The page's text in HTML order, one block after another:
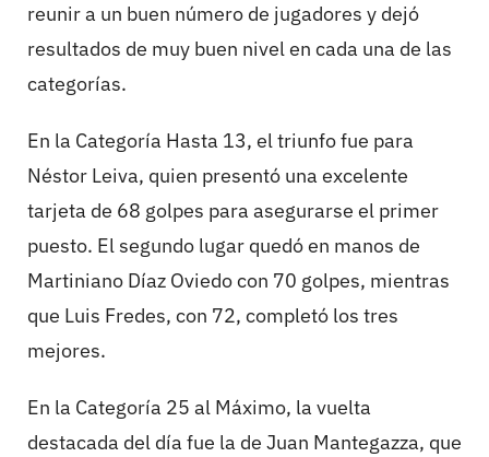
reunir a un buen número de jugadores y dejó
resultados de muy buen nivel en cada una de las
categorías.
En la Categoría Hasta 13, el triunfo fue para
Néstor Leiva, quien presentó una excelente
tarjeta de 68 golpes para asegurarse el primer
puesto. El segundo lugar quedó en manos de
Martiniano Díaz Oviedo con 70 golpes, mientras
que Luis Fredes, con 72, completó los tres
mejores.
En la Categoría 25 al Máximo, la vuelta
destacada del día fue la de Juan Mantegazza, que